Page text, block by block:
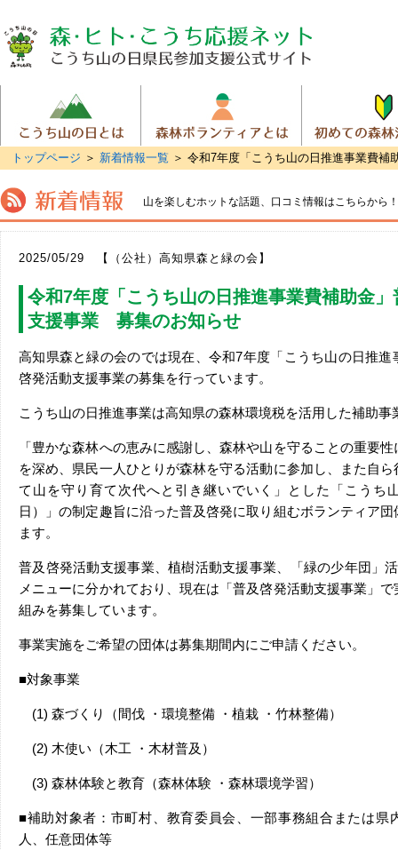
トップページ ＞ 新着情報一覧 ＞ 令和7年度「こうち山の日推進事業費
山を楽しむホットな話題、 口コミ情報はこちらから！
2025/05/29 【（公社）高知県森と緑の会】
令和7年度「こうち山の日推進事業費補助金
支援事業 募集のお知らせ
高知県森と緑の会のでは現在、令和7年度「こうち山の日推進
啓発活動支援事業の募集を行っています。
こうち山の日推進事業は高知県の森林環境税を活用した補助事
「豊かな森林への恵みに感謝し、森林や山を守ることの重要
を深め、県民一人ひとりが森林を守る活動に参加し、また自
て山を守り育て次代へと引き継いでいく」とした「こうち
日）」の制定趣旨に沿った普及啓発に取り組むボランティア
ます。
普及啓発活動支援事業、植樹活動支援事業、「緑の少年団」
メニューに分かれており、現在は「普及啓発活動支援事業」
組みを募集しています。
事業実施をご希望の団体は募集期間内にご申請ください。
■対象事業
(1) 森づくり（間伐 ・環境整備 ・植栽 ・竹林整備）
(2) 木使い（木工 ・木材普及）
(3) 森林体験と教育（森林体験 ・森林環境学習）
■補助対象者：市町村、教育委員会、一部事務組合または県
人、任意団体等